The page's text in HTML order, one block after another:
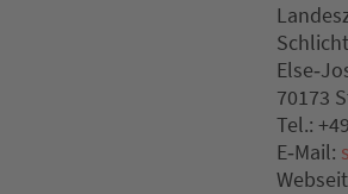
70173
Tel.:
E‐Mail: